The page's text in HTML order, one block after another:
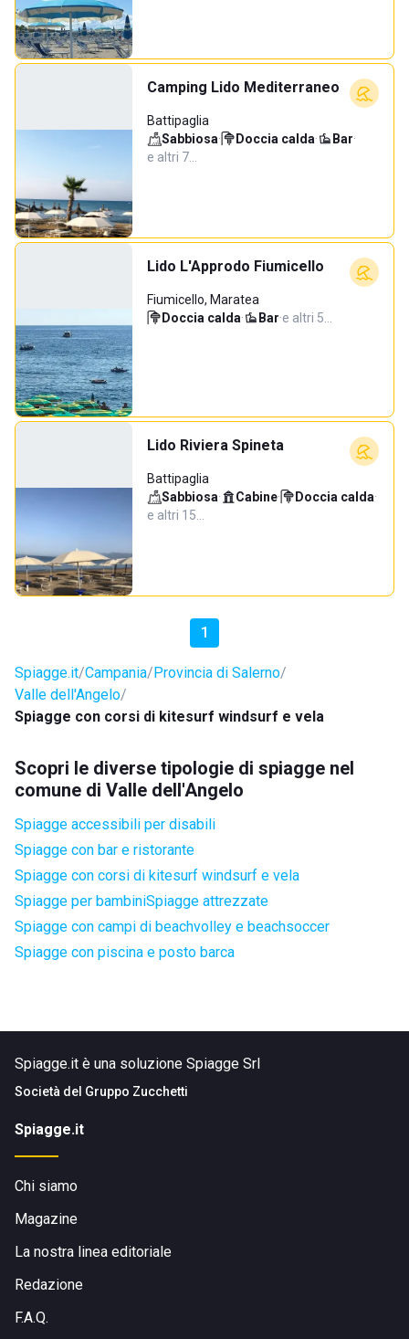
Camping Lido Mediterraneo
Battipaglia
Sabbiosa· Doccia calda· Bar·
e altri 7…
Lido L'Approdo Fiumicello
Fiumicello, Maratea
Doccia calda· Bar·e altri 5…
Lido Riviera Spineta
Battipaglia
Sabbiosa· Cabine· Doccia calda·
e altri 15…
1
Spiagge.it Campania Provincia di Salerno
Valle dell'Angelo
Spiagge con corsi di kitesurf windsurf e vela
Scopri le diverse tipologie di spiagge nel
comune di Valle dell'Angelo
Spiagge accessibili per disabili
Spiagge con bar e ristorante
Spiagge con corsi di kitesurf windsurf e vela
Spiagge per bambiniSpiagge attrezzate
Spiagge con campi di beachvolley e beachsoccer
Spiagge con piscina e posto barca
Spiagge.it è una soluzione Spiagge Srl
Società del Gruppo Zucchetti
Spiagge.it
Chi siamo
Magazine
La nostra linea editoriale
Redazione
F.A.Q.